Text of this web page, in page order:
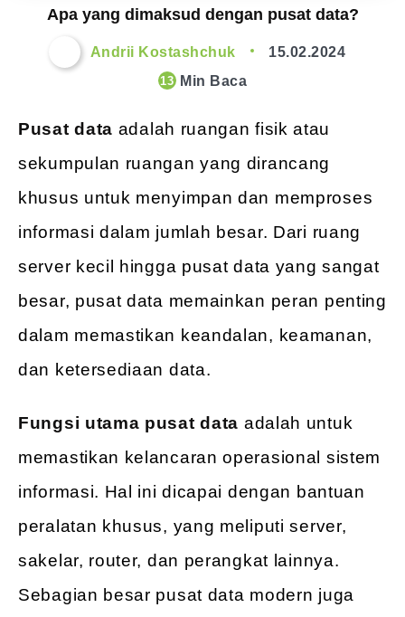
Apa yang dimaksud dengan pusat data?
Andrii Kostashchuk 15.02.2024
13Min Baca
Pusat data adalah ruangan fisik atau
sekumpulan ruangan yang dirancang
khusus untuk menyimpan dan memproses
informasi dalam jumlah besar. Dari ruang
server kecil hingga pusat data yang sangat
besar, pusat data memainkan peran penting
dalam memastikan keandalan, keamanan,
dan ketersediaan data.
Fungsi utama pusat data adalah untuk
memastikan kelancaran operasional sistem
informasi. Hal ini dicapai dengan bantuan
peralatan khusus, yang meliputi server,
sakelar, router, dan perangkat lainnya.
Sebagian besar pusat data modern juga